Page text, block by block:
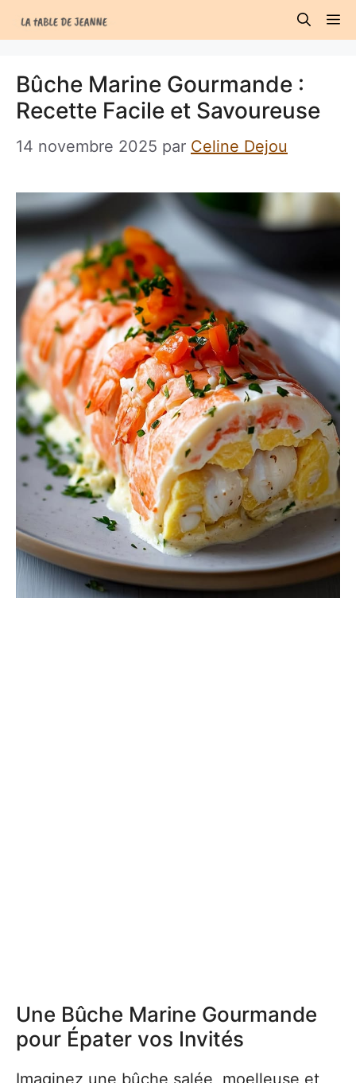
au
Bûche Marine Gourmande :
Recette Facile et Savoureuse
14 novembre 2025 par Celine Dejou
Une Bûche Marine Gourmande
pour Épater vos Invités
Imaginez une bûche salée, moelleuse et